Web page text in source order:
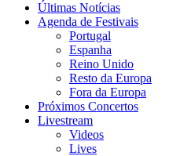
Últimas Notícias
Agenda de Festivais
Portugal
Espanha
Reino Unido
Resto da Europa
Fora da Europa
Próximos Concertos
Livestream
Videos
Lives